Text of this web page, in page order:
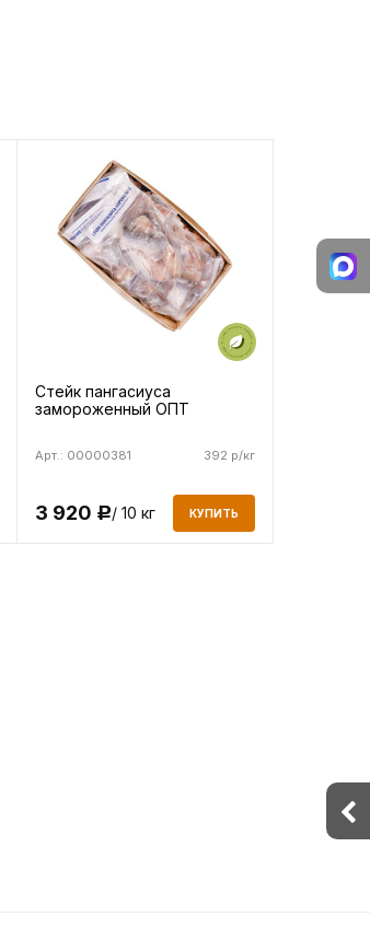
Стейк пангасиуса
замороженный ОПТ
392 р/кг
Арт.: 00000381
3 920 Р/ 10 кг КУПИТЬ